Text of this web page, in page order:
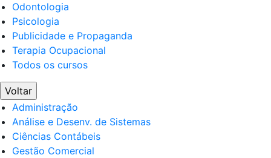
Odontologia
Psicologia
Publicidade e Propaganda
Terapia Ocupacional
Todos os cursos
Voltar
Administração
Análise e Desenv. de Sistemas
Ciências Contábeis
Gestão Comercial